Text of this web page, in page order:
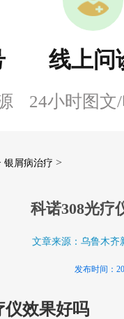
线上问
24小时图文
银屑病治疗 >
科诺308光疗
文章来源：乌鲁木齐
发布时间：
仪效果好吗